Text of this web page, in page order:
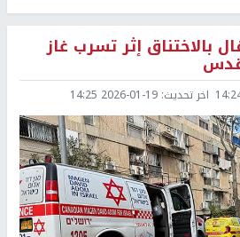
بالاختناق إثر تسرب غاز
اخر تحديث: 2026-01-19 14:25